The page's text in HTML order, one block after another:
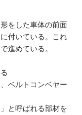
をした車体の前面
付いている。これ
進めている。
ベルトコンベヤー
と呼ばれる部材を